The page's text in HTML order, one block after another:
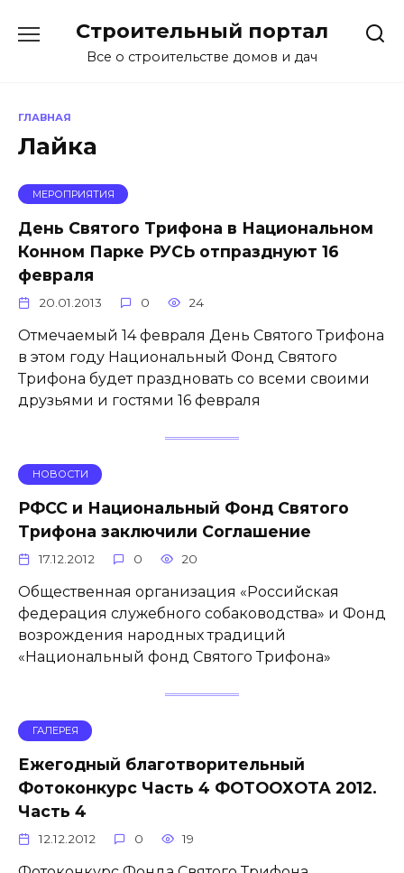
содержанию
Строительный портал
Все о строительстве домов и дач
ГЛАВНАЯ
Лайка
МЕРОПРИЯТИЯ
День Святого Трифона в Национальном
Конном Парке РУСЬ отпразднуют 16
февраля
20.01.2013 0 24
Отмечаемый 14 февраля День Святого Трифона
в этом году Национальный Фонд Святого
Трифона будет праздновать со всеми своими
друзьями и гостями 16 февраля
НОВОСТИ
РФСС и Национальный Фонд Святого
Трифона заключили Соглашение
17.12.2012 0 20
Общественная организация «Российская
федерация служебного собаководства» и Фонд
возрождения народных традиций
«Национальный фонд Святого Трифона»
ГАЛЕРЕЯ
Ежегодный благотворительный
Фотоконкурс Часть 4 ФОТООХОТА 2012.
Часть 4
12.12.2012 0 19